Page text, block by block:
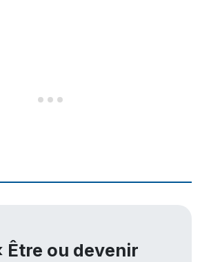
Diapositive 1 sur 8
Diapositive 2 sur 8
Diapositive 3 sur 8
Diapositive 4 sur 8
Être ou devenir